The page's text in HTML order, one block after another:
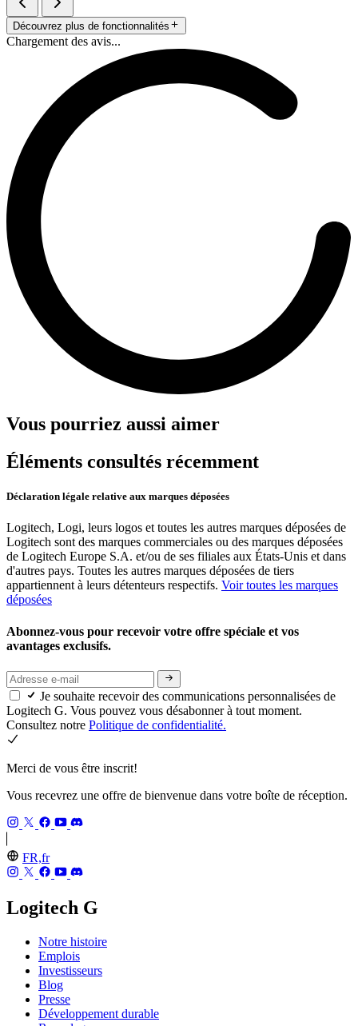
Découvrez plus de fonctionnalités
Chargement des avis...
Vous pourriez aussi aimer
Éléments consultés récemment
Déclaration légale relative aux marques déposées
Logitech, Logi, leurs logos et toutes les autres marques déposées de
Logitech sont des marques commerciales ou des marques déposées
de Logitech Europe S.A. et/ou de ses filiales aux États-Unis et dans
d'autres pays. Toutes les autres marques déposées de tiers
appartiennent à leurs détenteurs respectifs. Voir toutes les marques
déposées
Abonnez-vous pour recevoir votre offre spéciale et vos
avantages exclusifs.
Je souhaite recevoir des communications personnalisées de
Logitech G. Vous pouvez vous désabonner à tout moment.
Consultez notre Politique de confidentialité.
Merci de vous être inscrit!
Vous recevrez une offre de bienvenue dans votre boîte de réception.
FR,fr
Logitech G
Notre histoire
Emplois
Investisseurs
Blog
Presse
Développement durable